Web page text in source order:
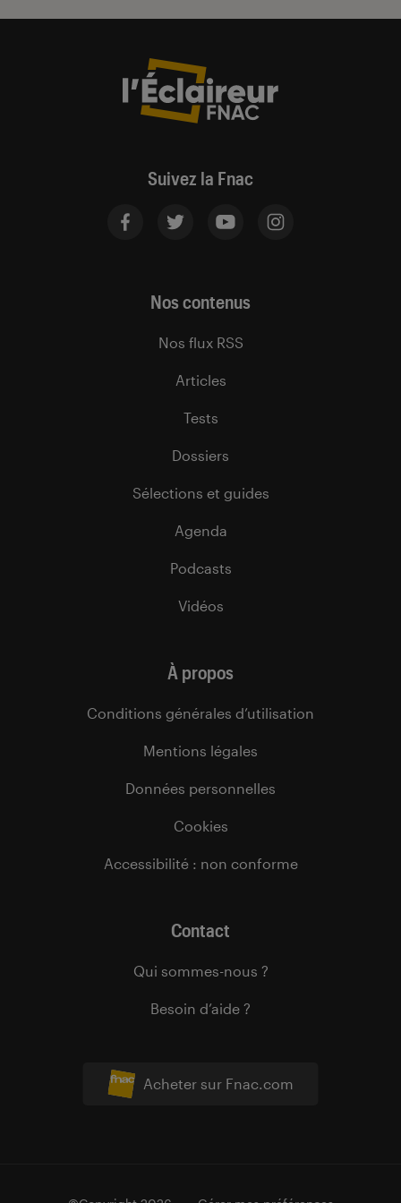
Suivez la Fnac
Acheter sur Fnac.com
Nos contenus
Nos flux RSS
Articles
Tests
Dossiers
Sélections et guides
Agenda
Podcasts
Vidéos
À propos
Conditions générales d’utilisation
Mentions légales
Données personnelles
Cookies
Accessibilité : non conforme
Contact
Qui sommes-nous ?
Besoin d’aide ?